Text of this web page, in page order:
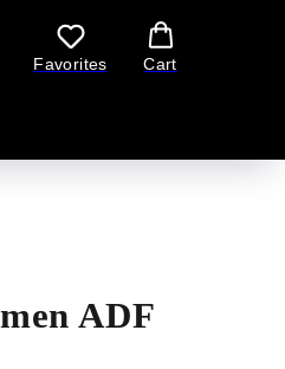
Favorites Cart
ADF